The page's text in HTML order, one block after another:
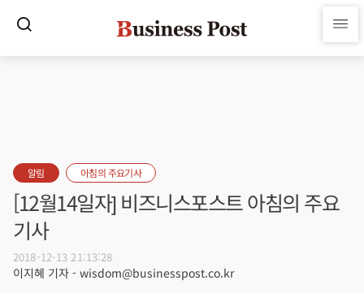
알림 아침의 주요기사
[12월14일자] 비즈니스포스트 아침의 주요
기사
2018-12-13 21:13:28
이지혜 기자 - wisdom@businesspost.co.kr